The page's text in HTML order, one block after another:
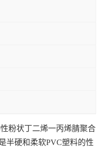
粉状丁二烯一丙烯腈聚合
半硬和柔软PVC塑料的性